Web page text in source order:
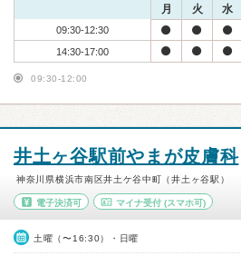
月 火 水
09:30-12:30
14:30-17:00
09:30-12:00
井土ヶ谷駅前やまが皮膚科
神奈川県横浜市南区井土ケ谷中町（井土ヶ谷駅）
電子決済可 マイナ受付(スマホ可)
土曜（〜16:30）・日曜